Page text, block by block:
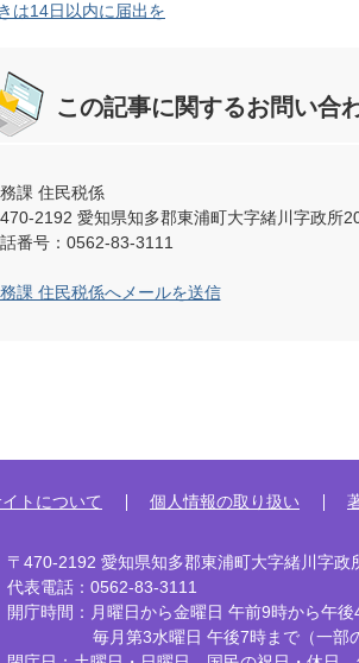
は14日以内に届出を
この記事に関するお問い合
課 住民税係
2192 愛知県知多郡東浦町大字緒川字政所
番号：0562-83-3111
課 住民税係へメールを送信
トについて 個人情報の取り扱い
〒470-2192 愛知県知多郡東浦町大字緒川字政
代表電話：0562-83-3111
開庁時間：月曜日から金曜日 午前9時から午後
毎月第3水曜日 午後7時まで （一